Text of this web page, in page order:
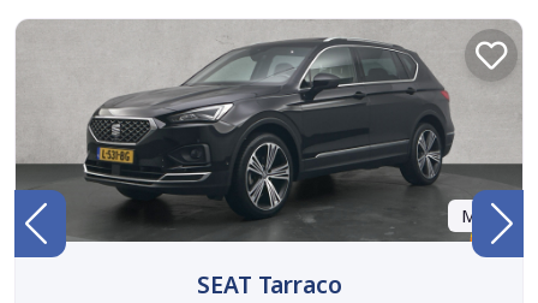
Marge
SEAT Tarraco